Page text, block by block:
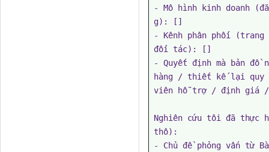
- Mô hình kinh doanh
g): []
- Kênh phân phối
đối tác): []
- Quyết định mà bản
hàng / thiết kế lại quy
viên hỗ trợ / định
Nghiên cứu tôi đã thực
thô):
- Chủ đề phỏng vấn từ